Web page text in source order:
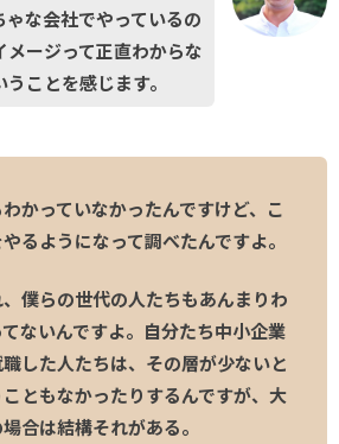
ゃな会社でやっているの
メージって正直わからな
ことを感じます。
かっていなかったんですけど、こ
るようになって調べたんですよ。
、僕らの世代の人たちもあんまりわ
ないんですよ。自分たち中小企業
した人たちは、その層が少ないと
こともなかったりするんですが、大
合は結構それがある。